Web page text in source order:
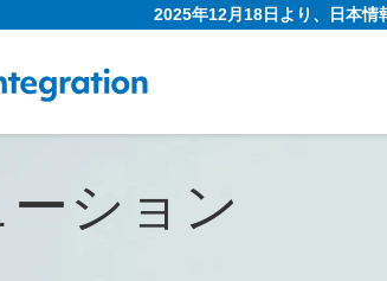
2025年12月18日より、日本情
ション